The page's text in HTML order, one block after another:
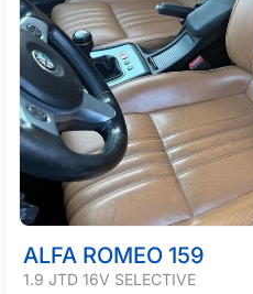
ALFA ROMEO 159
1.9 JTD 16V SELECTIVE